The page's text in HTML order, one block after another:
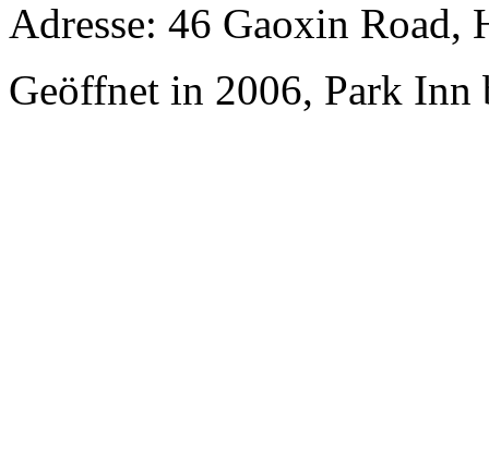
Adresse: 46 Gaoxin Road,
Geöffnet in 2006, Park